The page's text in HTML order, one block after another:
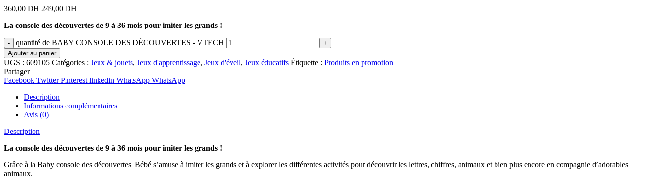
360,00DH 249,00 DH
La console des découvertes de 9 à 36 mois pour imiter les grands !
quantité de BABY CONSOLE DES DÉCOUVERTES - VTECH
Ajouter au panier
UGS : 609105 Catégories : Jeux & jouets, Jeux d'apprentissage, Jeux d'éveil, Jeux éducatifs Étiquette : Produits en promotion
Partager
Facebook Twitter Pinterest linkedin WhatsApp WhatsApp
Description
Informations complémentaires
Avis (0)
Description
La console des découvertes de 9 à 36 mois pour imiter les grands !
Grâce à la Baby console des découvertes, Bébé s’amuse à imiter les grands et à explorer les différentes activités pour découvrir les lettres, chiffres, animaux et bien plus encore en compagnie d’adorables
animaux.